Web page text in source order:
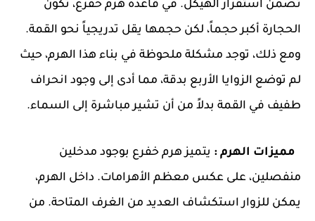
تضمن استقرار الهيكل. في قاعدة هرم خفرع، تكون
الحجارة أكبر حجماً، لكن حجمها يقل تدريجياً نحو القمة.
ومع ذلك، توجد مشكلة ملحوظة في بناء هذا الهرم، حيث
لم توضع الزوايا الأربع بدقة، مما أدى إلى وجود انحراف
طفيف في القمة بدلاً من أن تشير مباشرة إلى السماء.
مميزات الهرم : يتميز هرم خفرع بوجود مدخلين
منفصلين، على عكس معظم الأهرامات. داخل الهرم،
يمكن للزوار استكشاف العديد من الغرف المتاحة. من